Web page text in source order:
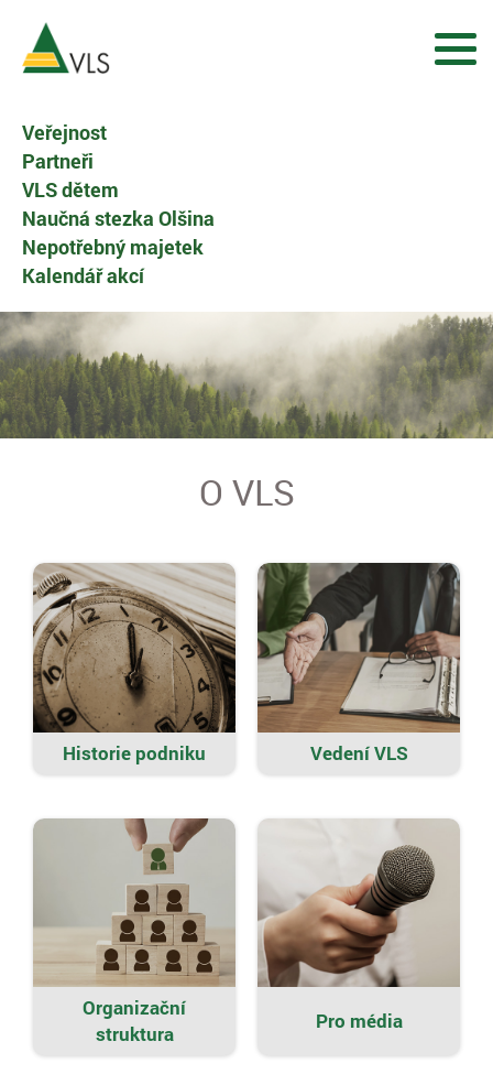
Veřejnost
Partneři
VLS dětem
Naučná stezka Olšina
Nepotřebný majetek
Kalendář akcí
O VLS
Historie podniku Vedení VLS
Organizační
struktura
Pro média